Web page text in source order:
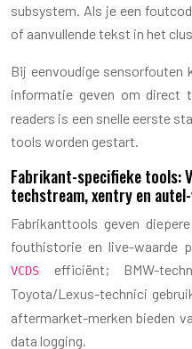
subsystem. Als je een
of aanvullende tekst in het
Bij eenvoudige sensorfouten
informatie geven om direct
readers is een snelle eerste
tools worden gestart.
Fabrikant-specifieke tools:
techstream, xentry en
Fabrikanttools geven
fouthistorie en live-waarde
VCDS efficiënt; BMW-
Toyota/Lexus-technici
aftermarket-merken bieden
data logging.